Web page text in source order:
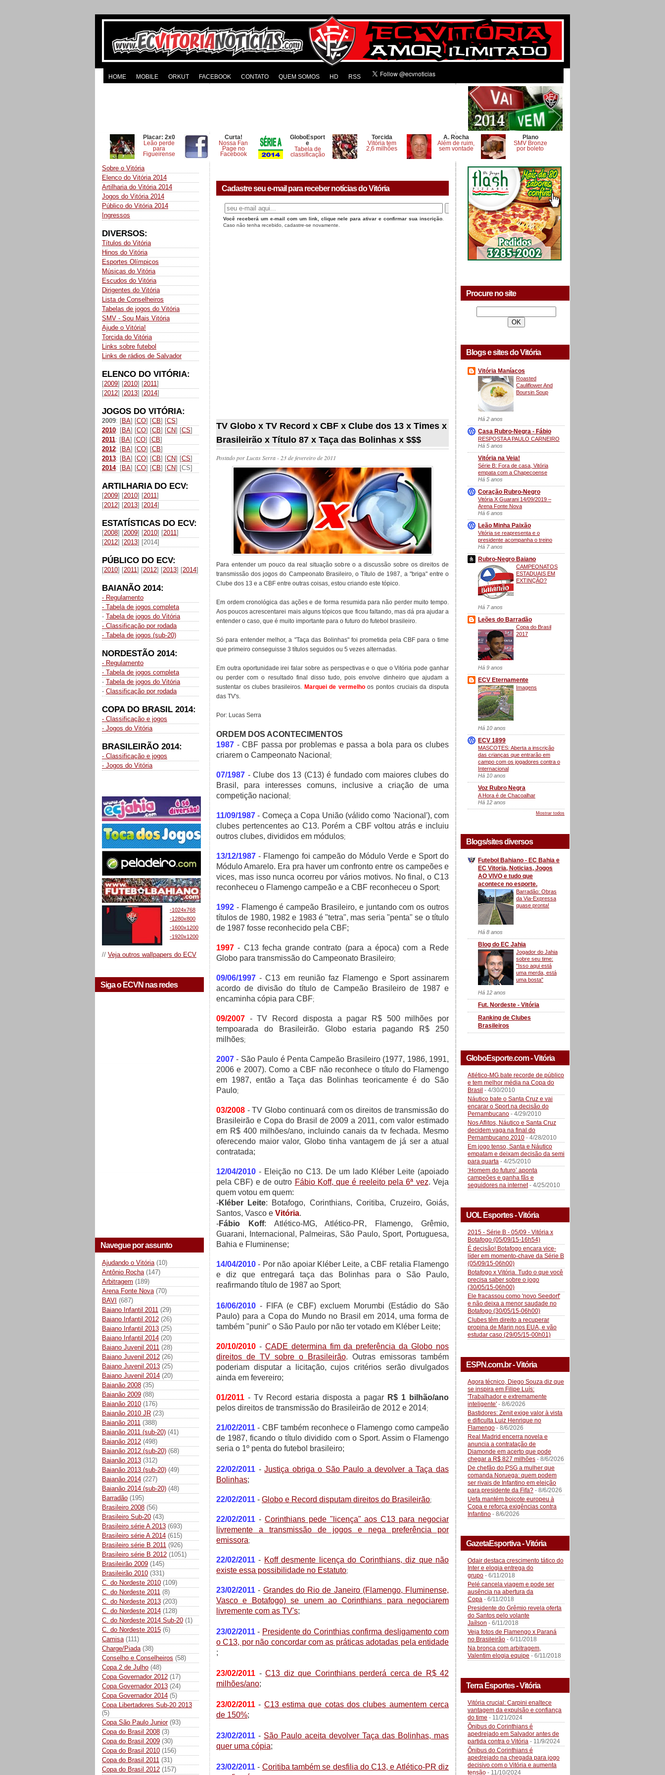
HOME MOBILE ORKUT FACEBOOK CONTATO QUEM SOMOS HD RSS
Placar: 2x0
Leão perde
para
Figueirense
Curta!
Nossa Fan
Page no
Facebook
GloboEsport
e
Tabela de
classificação
Torcida
Vitória tem
2,6 milhões
A. Rocha
Além de ruim,
sem vontade
Plano
SMV Bronze
por boleto
Sobre o Vitória
Elenco do Vitória 2014
Artilharia do Vitória 2014
Jogos do Vitória 2014
Público do Vitória 2014
Ingressos
DIVERSOS:
Títulos do Vitória
Hinos do Vitória
Esportes Olímpicos
Músicas do Vitória
Escudos do Vitória
Dirigentes do Vitória
Lista de Conselheiros
Tabelas de jogos do Vitória
SMV - Sou Mais Vitória
Ajude o Vitória!
Torcida do Vitória
Links sobre futebol
Links de rádios de Salvador
ELENCO DO VITÓRIA:
[2009] [2010] [2011]
[2012] [2013] [2014]
JOGOS DO VITÓRIA:
2009: [BA] [CO] [CB] [CS]
2010: [BA] [CO] [CB] [CN] [CS]
2011: [BA] [CO] [CB]
2012: [BA] [CO] [CB]
2013: [BA] [CO] [CB] [CN] [CS]
2014: [BA] [CO] [CB] [CN] [CS]
ARTILHARIA DO ECV:
[2009] [2010] [2011]
[2012] [2013] [2014]
ESTATÍSTICAS DO ECV:
[2008] [2009] [2010] [2011]
[2012] [2013] [2014]
PÚBLICO DO ECV:
[2010] [2011] [2012] [2013] [2014]
BAIANÃO 2014:
- Regulamento
- Tabela de jogos completa
- Tabela de jogos do Vitória
- Classificação por rodada
- Tabela de jogos (sub-20)
NORDESTÃO 2014:
- Regulamento
- Tabela de jogos completa
- Tabela de jogos do Vitória
- Classificação por rodada
COPA DO BRASIL 2014:
- Classificação e jogos
- Jogos do Vitória
BRASILEIRÃO 2014:
- Classificação e jogos
- Jogos do Vitória
-1024x768
-1280x800
-1600x1200
-1920x1200
// Veja outros wallpapers do ECV
Siga o ECVN nas redes
Navegue por assunto
Ajudando o Vitória (10)
Antônio Rocha (147)
Arbitragem (189)
Arena Fonte Nova (70)
BAVI (687)
Baiano Infantil 2011 (29)
Baiano Infantil 2012 (26)
Baiano Infantil 2013 (25)
Baiano Infantil 2014 (20)
Baiano Juvenil 2011 (28)
Baiano Juvenil 2012 (26)
Baiano Juvenil 2013 (25)
Baiano Juvenil 2014 (20)
Baianão 2008 (35)
Baianão 2009 (88)
Baianão 2010 (176)
Baianão 2010 JR (23)
Baianão 2011 (388)
Baianão 2011 (sub-20) (41)
Baianão 2012 (498)
Baianão 2012 (sub-20) (68)
Baianão 2013 (312)
Baianão 2013 (sub-20) (49)
Baianão 2014 (227)
Baianão 2014 (sub-20) (48)
Barradão (195)
Brasileiro 2008 (56)
Brasileiro Sub-20 (43)
Brasileiro série A 2013 (693)
Brasileiro série A 2014 (615)
Brasileiro série B 2011 (926)
Brasileiro série B 2012 (1051)
Brasileirão 2009 (145)
Brasileirão 2010 (331)
C. do Nordeste 2010 (109)
C. do Nordeste 2011 (8)
C. do Nordeste 2013 (203)
C. do Nordeste 2014 (128)
C. do Nordeste 2014 Sub-20 (1)
C. do Nordeste 2015 (6)
Camisa (111)
Charge/Piada (38)
Conselho e Conselheiros (58)
Copa 2 de Julho (48)
Copa Governador 2012 (17)
Copa Governador 2013 (24)
Copa Governador 2014 (5)
Copa Libertadores Sub-20 2013
(5)
Copa São Paulo Junior (93)
Copa do Brasil 2008 (3)
Copa do Brasil 2009 (30)
Copa do Brasil 2010 (156)
Copa do Brasil 2011 (31)
Copa do Brasil 2012 (157)
Cadastre seu e-mail para receber notícias do Vitória
Você receberá um e-mail com um link, clique nele para ativar e confirmar sua inscrição
Caso não tenha recebido, cadastre-se novamente.
TV Globo x TV Record x CBF x Clube dos 13 x Times x
Brasileirão x Título 87 x Taça das Bolinhas x $$$
Postado porLucas Serra- 23 de fevereiro de 2011
Para entender um pouco da real situação sobre o a discussão sobre os direitos de
transmissão dos jogos do Campeonato Brasileiro, o Título de 1987, a "briga" entre o
Clube dos 13 e a CBF entre outras coisas, estou criando este tópico.
Em ordem cronológica das ações e de forma resumida para não perder muito tempo.
Aos poucos acrescentarei mais alguns tópicos que ficou faltando, mas dá pra ajudar a
entender o caso, que é muito importante para o futuro do futebol brasileiro.
Só para entender melhor, a "Taça das Bolinhas" foi prometida pela CBF para o time
que primeiro conseguisse 3 títulos seguidos ou 5 vezes alternadas.
Em outra oportunidade irei falar sobre as perspectivas e o que o Vitória pode ganhar
ou perder com o resultado final disso tudo, pois envolve dinheiro que ajudam a
sustentar os clubes brasileiros. Marquei de vermelhoos pontos cruciais da disputa
das TV's.
Por: Lucas Serra
ORDEM DOS ACONTECIMENTOS
1987 - CBF passa por problemas e passa a bola para os clubes
criarem o Campeonato Nacional ;
07/1987 - Clube dos 13 (C13) é fundado com maiores clubes do
Brasil, para interesses comuns, inclusive a criação de uma
competição nacional ;
11/09/1987 - Começa a Copa União (válido como 'Nacional'), com
clubes pertencentes ao C13. Porém a CBF voltou atrás e incluiu
outros clubes, divididos em módulos;
13/12/1987 - Flamengo foi campeão do Módulo Verde e Sport do
Módulo Amarelo. Era pra haver um confronto entre os campeões e
vices, mas isso nunca ocorreu por vários motivos. No final, o C13
reconheceu o Flamengo campeão e a CBF reconheceu o Sport;
1992 - Flamengo é campeão Brasileiro, e juntando com os outros
títulos de 1980, 1982 e 1983 é "tetra", mas seria "penta" se o título
de 1987 fosse reconhecido pela CBF;
1997 - C13 fecha grande contrato (para a época) com a Rede
Globo para transmissão do Campeonato Brasileiro;
09/06/1997 - C13 em reunião faz Flamengo e Sport assinarem
acordo de divisão do título de Campeão Brasileiro de 1987 e
encaminha cópia para CBF;
09/2007 - TV Record disposta a pagar R$ 500 milhões por
tempoarada do Brasileirão. Globo estaria pagando R$ 250
milhões;
2007- São Paulo é Penta Campeão Brasileiro (1977, 1986, 1991,
2006 e 2007). Como a CBF não reconhece o título do Flamengo
em 1987, então a Taça das Bolinhas teoricamente é do São
Paulo;
03/2008 - TV Globo continuará com os direitos de transmissão do
Brasileirão e Copa do Brasil de 2009 a 2011, com valor estimado
em R$ 400 milhões/ano, incluindo canais da tv fechada. Mesmo
oferecendo maior valor, Globo tinha vantagem de já ser a atual
contratada;
12/04/2010 - Eleição no C13. De um lado Kléber Leite (apoiado
pela CBF) e de outro Fábio Koff, que é reeleito pela 6ª vez. Veja
quem votou em quem:
-Kléber Leite: Botafogo, Corinthians, Coritiba, Cruzeiro, Goiás,
Santos, Vasco e Vitória.
-Fábio Koff: Atlético-MG, Atlético-PR, Flamengo, Grêmio,
Guarani, Internacional, Palmeiras, São Paulo, Sport, Portuguesa,
Bahia e Fluminense;
14/04/2010 - Por não apoiar Kléber Leite, a CBF retalia Flamengo
e diz que entregará taça das Bolinhas para o São Paulo,
reafirmando título de 1987 ao Sport;
16/06/2010 - FIFA (e CBF) excluem Morumbi (Estádio do São
Paulo) para a Copa do Mundo no Brasil em 2014, uma forma de
também "punir" o São Paulo por não ter votado em Kléber Leite;
20/10/2010 - CADE determina fim da preferência da Globo nos
direitos de TV sobre o Brasileirão. Outras emissoras também
poderiam disputar a licitação, cujos critérios serão divulgados
ainda em fevereiro;
01/2011 - Tv Record estaria disposta a pagar R$ 1 bilhão/ano
pelos direitos de transmissão do Brasileirão de 2012 e 2014;
21/02/2011 - CBF também reconhece o Flamengo como campeão
de 1987, ficando o título dividido com o Sport. Assim o Flamengo
seria o 1º penta do futebol brasileiro;
22/02/2011 -Justiça obriga o São Paulo a devolver a Taça das
Bolinhas;
22/02/2011 - Globo e Record disputam direitos do Brasileirão;
22/02/2011 - Corinthians pede "licença" aos C13 para negociar
livremente a transmissão de jogos e nega preferência por
emissora;
22/02/2011- Koff desmente licença do Corinthians, diz que não
existe essa possibilidade no Estatuto;
23/02/2011 - Grandes do Rio de Janeiro (Flamengo, Fluminense,
Vasco e Botafogo) se unem ao Corinthians para negociarem
livremente com as TV's;
23/02/2011 - Presidente do Corinthias confirma desligamento com
o C13, por não concordar com as práticas adotadas pela entidade
;
23/02/2011 - C13 diz que Corinthians perderá cerca de R$ 42
milhões/ano;
23/02/2011 - C13 estima que cotas dos clubes aumentem cerca
de 150%;
23/02/2011 - São Paulo aceita devolver Taça das Bolinhas, mas
quer uma cópia;
23/02/2011 - Coritiba também se desfilia do C13, e Atlético-PR diz
Procure no site
Blogs e sites do Vitória
Vitória Maníacos
Roasted
Cauliflower And
Boursin Soup
Há 2 anos
Casa Rubro-Negra - Fábio
RESPOSTA A PAULO CARNEIRO
Há 5 anos
Vitória na Veia!
Série B: Fora de casa, Vitória
empata com a Chapecoense
Há 5 anos
Coração Rubro-Negro
Vitória X Guarani 14/09/2019 –
Arena Fonte Nova
Há 6 anos
Leão Minha Paixão
Vitória se reapresenta e o
presidente acompanha o treino
Há 7 anos
Rubro-Negro Baiano
CAMPEONATOS
ESTADUAIS EM
EXTINÇÃO?
Há 7 anos
Leões do Barradão
Copa do Brasil
2017
Há 9 anos
ECV Eternamente
Imagens
Há 10 anos
ECV 1899
MASCOTES: Aberta a inscrição
das crianças que entrarão em
campo com os jogadores contra o
Internacional
Há 10 anos
Voz Rubro Negra
A Hora é de Chacoalhar
Há 12 anos
Mostrar todos
Blogs/sites diversos
Futebol Bahiano - EC Bahia e
EC Vitoria, Noticias, Jogos
AO VIVO e tudo que
acontece no esporte.
Barradão: Obras
da Via-Expressa
quase pronta!
Há 8 anos
Blog do EC Jahia
Jogador do Jahia
sobre seu time:
"Isso aqui está
uma merda, está
uma bosta"
Há 12 anos
Fut. Nordeste - Vitória
Ranking de Clubes
Brasileiros
GloboEsporte.com - Vitória
Atlético-MG bate recorde de público
e tem melhor média na Copa do
Brasil - 4/30/2010
Náutico bate o Santa Cruz e vai
encarar o Sport na decisão do
Pernambucano - 4/29/2010
Nos Aflitos, Náutico e Santa Cruz
decidem vaga na final do
Pernambucano 2010 - 4/28/2010
Em jogo tenso, Santa e Náutico
empatam e deixam decisão da semi
para quarta - 4/25/2010
‘Homem do futuro’ aponta
campeões e ganha fãs e
seguidores na internet- 4/25/2010
UOL Esportes - Vitória
2015 - Série B - 05/09 - Vitória x
Botafogo (05/09/15-16h54)
É decisão! Botafogo encara vice-
líder em momento-chave da Série B
(05/09/15-06h00)
Botafogo x Vitória. Tudo o que você
precisa saber sobre o jogo
(30/05/15-06h00)
Ele fracassou como 'novo Seedorf'
e não deixa a menor saudade no
Botafogo (30/05/15-06h00)
Clubes têm direito a recuperar
propina de Marin nos EUA, e vão
estudar caso (29/05/15-00h01)
ESPN.com.br - Vitória
Agora técnico, Diego Souza diz que
se inspira em Filipe Luís:
'Trabalhador e extremamente
inteligente' - 8/6/2026
Bastidores: Zenit exige valor à vista
e dificulta Luiz Henrique no
Flamengo - 8/6/2026
Real Madrid encerra novela e
anuncia a contratação de
Diamonde em acerto que pode
chegar a R$ 827 milhões - 8/6/2026
De chefão do PSG a mulher que
comanda Noruega: quem podem
ser rivais de Infantino em eleição
para presidente da Fifa? - 8/6/2026
Uefa mantém boicote europeu à
Copa e reforça exigências contra
Infantino - 8/6/2026
GazetaEsportiva - Vitória
Odair destaca crescimento tático do
Inter e elogia entrega do
grupo - 6/11/2018
Pelé cancela viagem e pode ser
ausência na abertura da
Copa - 6/11/2018
Presidente do Grêmio revela oferta
do Santos pelo volante
Jaílson - 6/11/2018
Veja fotos de Flamengo x Paraná
no Brasileirão - 6/11/2018
Na bronca com arbitragem,
Valentim elogia equipe - 6/11/2018
Terra Esportes - Vitória
Vitória crucial: Carpini enaltece
vantagem da expulsão e confiança
do time - 11/21/2024
Ônibus do Corinthians é
apedrejado em Salvador antes de
partida contra o Vitória - 11/9/2024
Ônibus do Corinthians é
apedrejado na chegada para jogo
decisivo com o Vitória e aumenta
tensão - 11/10/2024